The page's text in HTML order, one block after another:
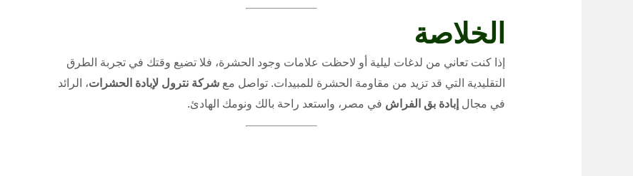
الخلاصة
إذا كنت تعاني من لدغات ليلية أو لاحظت علامات وجود الحشرة، فلا تضيع وقتك في تجربة الطرق
التقليدية التي قد تزيد من مقاومة الحشرة للمبيدات. تواصل مع شركة نترول لإبادة الحشرات، الرائد
في مجال إبادة بق الفراش في مصر، واستعد راحة بالك ونومك الهادئ.